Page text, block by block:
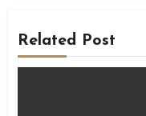
Related Post